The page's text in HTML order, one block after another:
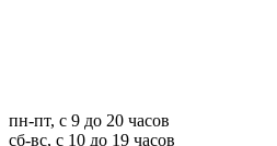
пн-пт, с 9 до 20 часов
сб-вс, с 10 до 19 часов